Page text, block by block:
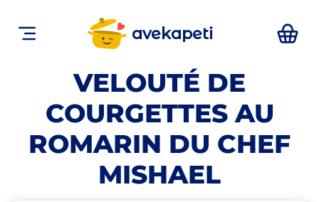
avekapeti
VELOUTÉ DE
COURGETTES AU
ROMARIN DU CHEF
MISHAEL